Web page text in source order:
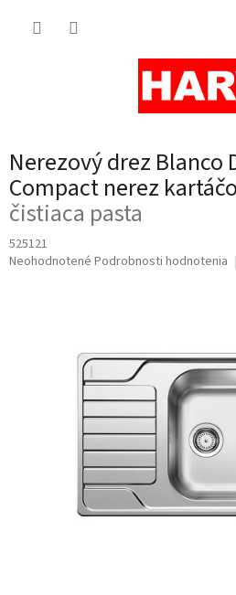
Nerezový drez Blanco
Compact nerez
čistiaca pasta
525121
Priemerné
Neohodnotené Podrobnosti hodnotenia